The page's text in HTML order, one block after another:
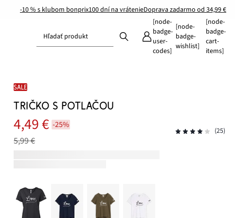
-10 % s klubom bonprix100 dní na vrátenieDoprava zadarmo od 34,99 €
Hľadať produkt
[node-
badge-
user-
codes]
[node-
badge-
wishlist]
[node-
badge-
cart-
items]
SALE
TRIČKO S POTLAČOU
4,49 € -25%
5,99 €
(25)